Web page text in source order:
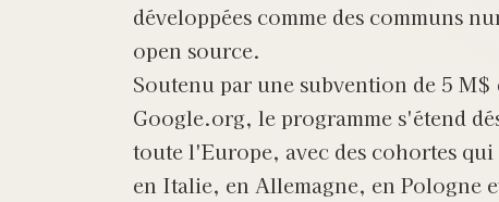
développées comme des communs
open source.
Soutenu par une subvention de 5 M$
Google.org, le programme s'étend
toute l'Europe, avec des cohortes qui
en Italie, en Allemagne, en Pologne